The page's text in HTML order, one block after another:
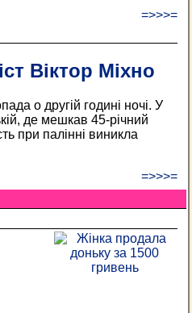
=>>>=
Віктор Міхно
о другій годині ночі. У
де мешкав 45-річний
при палінні виникла
=>>>=